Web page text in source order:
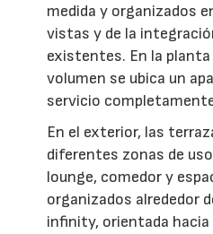
medida y organizados
vistas y de la
existentes. En la
volumen se ubica un
servicio
En el exterior, las
diferentes zonas de
lounge, comedor y
organizados alrededor
infinity, orientada